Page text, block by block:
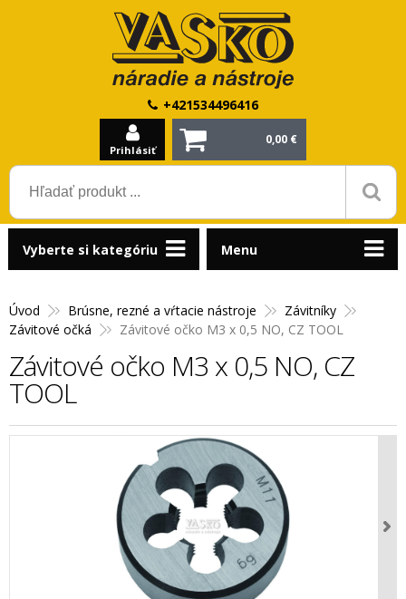
+421534496416
Prihlásiť
0,00 €
Úvod Brúsne, rezné a vŕtacie nástroje
Závitníky
Závitové očká
Závitové očko M3 x 0,5 NO, CZ TOOL
Závitové očko M3 x 0,5 NO, CZ
TOOL
Vyberte si kategóriu Menu